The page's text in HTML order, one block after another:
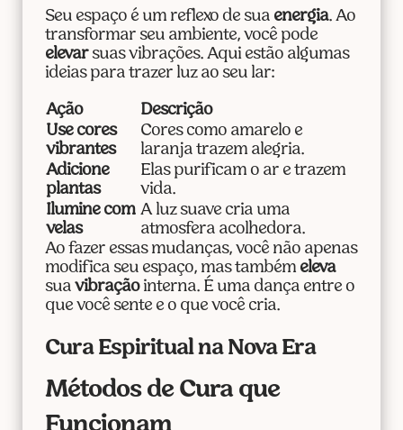
Seu espaço é um reflexo de sua energia. Ao
transformar seu ambiente, você pode
elevarsuas vibrações. Aqui estão algumas
ideias para trazer luz ao seu lar:
Ação
Descrição
Use cores
vibrantes
Cores como amarelo e
laranja trazem alegria.
Adicione
plantas
Elas purificam o ar e trazem
vida.
Ilumine com
velas
A luz suave cria uma
atmosfera acolhedora.
Ao fazer essas mudanças, você não apenas
modifica seu espaço, mas também eleva
sua vibraçãointerna. É uma dança entre o
que você sente e o que você cria.
Cura Espiritual na Nova Era
Métodos de Cura que